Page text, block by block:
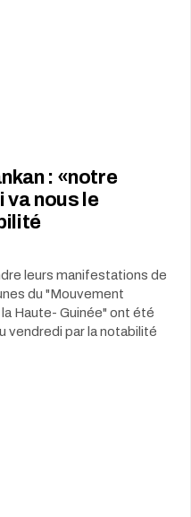
: «notre
va nous le
leurs manifestations de
du "Mouvement
Haute- Guinée" ont été
vendredi par la notabilité